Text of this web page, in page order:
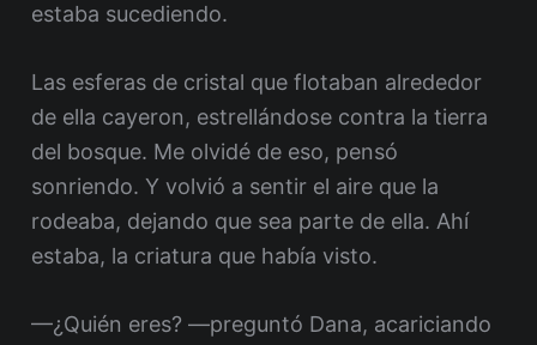
estaba sucediendo.
Las esferas de cristal que flotaban alrededor
de ella cayeron, estrellándose contra la tierra
del bosque. Me olvidé de eso, pensó
sonriendo. Y volvió a sentir el aire que la
rodeaba, dejando que sea parte de ella. Ahí
estaba, la criatura que había visto.
—¿Quién eres? —preguntó Dana, acariciando